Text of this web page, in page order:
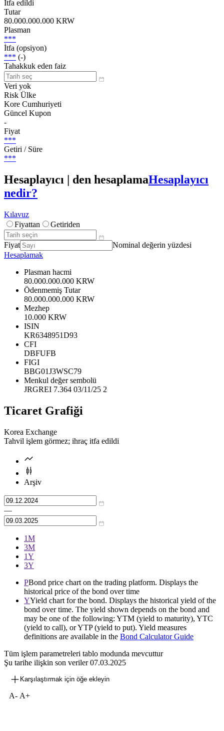
İtfa edildi
Tutar
80.000.000.000 KRW
Plasman
***
İtfa (opsiyon)
*** (-)
Tahakkuk eden faiz
Veri yok
Risk Ülke
Kore Cumhuriyeti
Güncel Kupon
-
Fiyat
***
Getiri / Süre
***
Hesaplayıcı | den hesaplamaHesaplayıcı
nedir?
Kılavuz
Fiyattan
Getiriden
Fiyat
Nominal değerin yüzdesi
Hesaplamak
Plasman hacmi
80.000.000.000 KRW
Ödenmemiş Tutar
80.000.000.000 KRW
Mezhep
10.000 KRW
ISIN
KR6348951D93
CFI
DBFUFB
FIGI
BBG01J3WSC79
Menkul değer sembolü
JRGREI 7.364 03/11/25 2
Ticaret Grafiği
Korea Exchange
Tahvil işlem görmez; ihraç itfa edildi
Arşiv
—
1М
3М
1Y
3Y
PBond price chart on the trading platform. Displays the
historical price of the bond over time
YYield chart for the bond. Displays the historical yield of the
bond over time. The yield shown depends on the bond and
may be one of the following: YTM (yield to maturity), YTC
(yield to call), or YTP (yield to put). Yield measures
definitions are available in the Bond Calculator Guide
Tüm işlem parametreleri tablo modunda mevcuttur
Şu tarihe ilişkin son veriler07.03.2025
Karşılaştırmak için öğe ekleyin